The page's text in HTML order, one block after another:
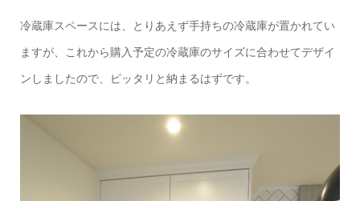
冷蔵庫スペースには、とりあえず手持ちの冷蔵庫が置かれてい
ますが、これから購入予定の冷蔵庫のサイズに合わせてデザイ
ンしましたので、ピッタリと納まるはずです。